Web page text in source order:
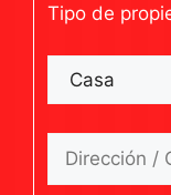
Tipo de